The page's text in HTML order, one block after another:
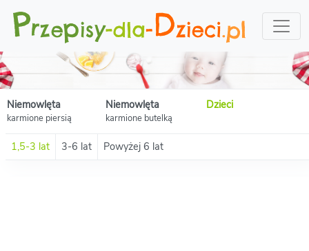
Niemowlęta
karmione piersią
Niemowlęta
karmione butelką
Dzieci
1,5-3 lat 3-6 lat Powyżej 6 lat